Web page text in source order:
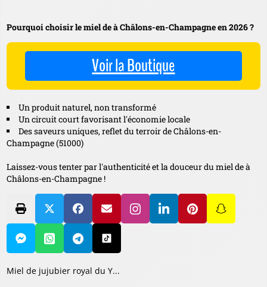
Pourquoi choisir le miel de à Châlons-en-Champagne en 2026 ?
Voir la Boutique
Un produit naturel, non transformé
Un circuit court favorisant l'économie locale
Des saveurs uniques, reflet du terroir de Châlons-en-
Champagne (51000)
Laissez-vous tenter par l'authenticité et la douceur du miel de à
Châlons-en-Champagne !
Miel de jujubier royal du Y...